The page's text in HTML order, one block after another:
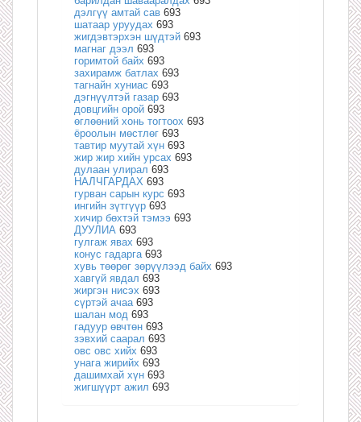
дэлгүү амтай сав 693
шатаар уруудах 693
жигдэвтэрхэн шүдтэй 693
магнаг дээл 693
горимтой байх 693
захирамж батлах 693
тагнайн хуниас 693
дэгнүүлтэй газар 693
довцгийн орой 693
өглөөний хонь тогтоох 693
ёроолын мөстлөг 693
тавтир муутай хүн 693
жир жир хийн урсах 693
дулаан улирал 693
НАЛЧГАРДАХ 693
гурван сарын курс 693
ингийн зүтгүүр 693
хичир бөхтэй тэмээ 693
ДУУЛИА 693
гулгаж явах 693
конус гадарга 693
хувь төөрөг зөрүүлээд байх 693
хавгүй явдал 693
жиргэн нисэх 693
сүртэй ачаа 693
шалан мод 693
гадуур өвчтөн 693
зэвхий саарал 693
овс овс хийх 693
унага жирийх 693
дашимхай хүн 693
жигшүүрт ажил 693